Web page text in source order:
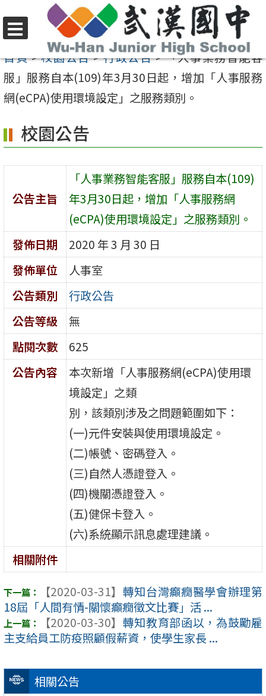
至
要
內
區
選
單
首頁>校園公告>行政公告>「人事業務智能客
服」服務自本(109)年3月30日起，增加「人事服務
網(eCPA)使用環境設定」之服務類別。
相關公告
校園公告
公告主旨
「人事業務智能客服」服務自本(109)
年3月30日起，增加「人事服務網
(eCPA)使用環境設定」之服務類別。
發佈日期
2020 年 3 月 30 日
發佈單位
人事室
公告類別
行政公告
公告等級
無
點閱次數
625
公告內容
本次新增「人事服務網(eCPA)使用環
境設定」之類
別，該類別涉及之問題範圍如下：
(一)元件安裝與使用環境設定。
(二)帳號、密碼登入。
(三)自然人憑證登入。
(四)機關憑證登入。
(五)健保卡登入。
(六)系統顯示訊息處理建議。
相關附件
【2020-03-31】 轉知台灣癲癇醫學會辦理第
18屆「人間有情-關懷癲癇徵文比賽」活 ...
【2020-03-30】 轉知教育部函以，為鼓勵雇
主支給員工防疫照顧假薪資，使學生家長 ...